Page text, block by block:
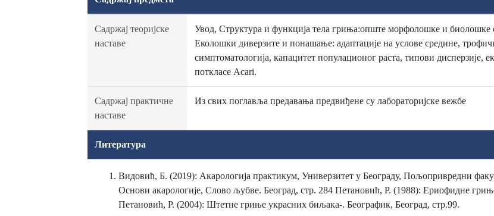
Садржај теоријске
наставе
Увод, Структура и функција тела гриња:опште морфолошке и биолошке
Еколошки диверзите и понашање: адаптације на услове средине,
симптоматологија, капацитет популационог раста, типови дисперзије,
поткласе Acari.
Садржај практичне
наставе
Из свих поглавља предавања предвиђене су лабораторијске вежбе
Литература
Видовић, Б. (2019): Акарологија практикум, Универзитет у Београду, Пољопривредни
Основи акарологије, Слово љубве. Београд, стр. 284 Петановић, Р. (1988): Ериофидне
Петановић, Р. (2004): Штетне гриње украсних биљака-. Беографик, Београд, стр.99.